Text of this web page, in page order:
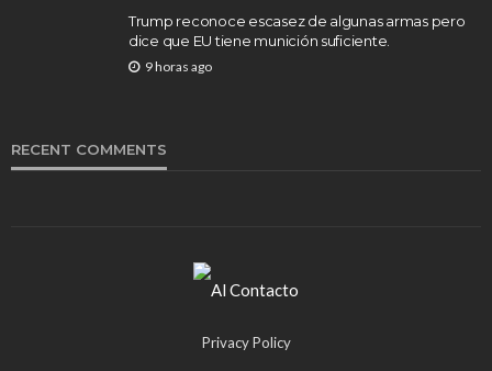
Trump reconoce escasez de algunas armas pero
dice que EU tiene munición suficiente.
9 horas ago
RECENT COMMENTS
Privacy Policy